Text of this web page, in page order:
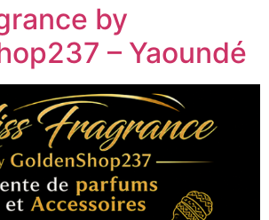
by
– Yaoundé